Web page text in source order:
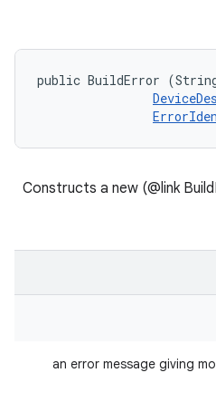
public BuildError
Constructs a new (@link
: an error message giving